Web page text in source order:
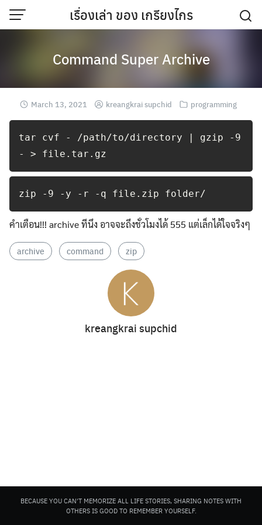
Skip
เรื่องเล่า ของ เกรียงไกร
Command Super Archive
March 13, 2021 kreangkrai supchid programming
tar cvf - /path/to/directory | gzip -9
- > file.tar.gz
zip -9 -y -r -q file.zip folder/
คำเตือน!!! archive ทีนึง อาจจะถึงชั่วโมงได้ 555 แต่เล็กได้ใจจริงๆ
archive command zip
kreangkrai supchid
BECAUSE YOU CAN'T MEMORIZE ALL LIFE STORIES, SHARING NOTES WITH
OTHERS IS GOOD TO REMEMBER YOURSELF.